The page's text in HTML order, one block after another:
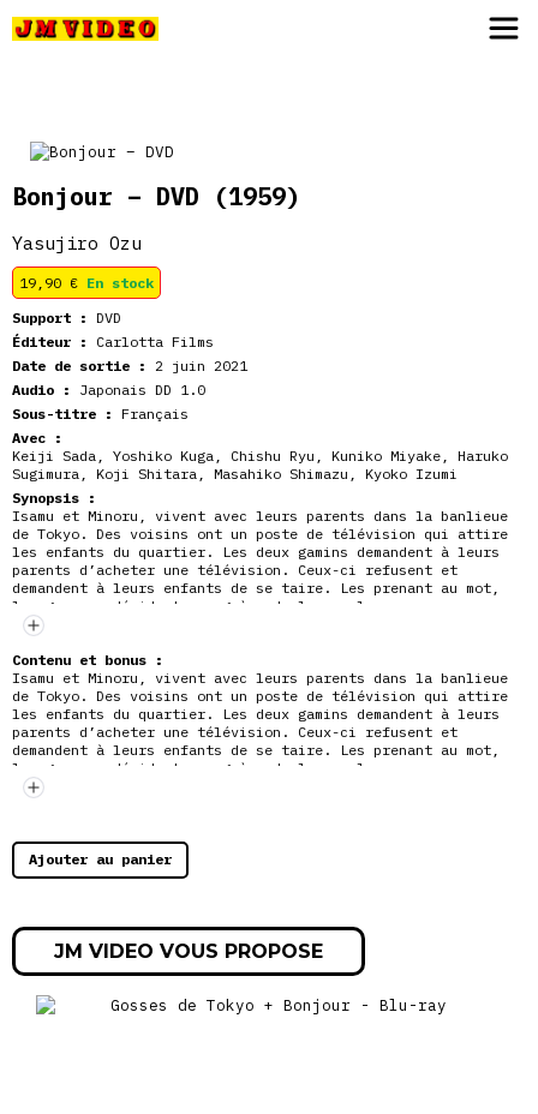
Bonjour – DVD (1959)
Yasujiro Ozu
19,90 € En stock
Support : DVD
Éditeur :
Carlotta Films
Date de sortie :
2 juin 2021
Audio :
Japonais DD 1.0
Sous-titre : Français
Avec :
Keiji Sada, Yoshiko Kuga, Chishu Ryu, Kuniko Miyake, Haruko
Sugimura, Koji Shitara, Masahiko Shimazu, Kyoko Izumi
Synopsis :
Isamu et Minoru, vivent avec leurs parents dans la banlieue
de Tokyo. Des voisins ont un poste de télévision qui attire
les enfants du quartier. Les deux gamins demandent à leurs
parents d’acheter une télévision. Ceux-ci refusent et
demandent à leurs enfants de se taire. Les prenant au mot,
les
garçons décident une grève de la parole…
Contenu et bonus :
Isamu et Minoru, vivent avec leurs parents dans la banlieue
de Tokyo. Des voisins ont un poste de télévision qui attire
les enfants du quartier. Les deux gamins demandent à leurs
parents d’acheter une télévision. Ceux-ci refusent et
demandent à leurs enfants de se taire. Les prenant au mot,
les
garçons décident une grève de la parole…
Ajouter au panier
JM VIDEO VOUS PROPOSE